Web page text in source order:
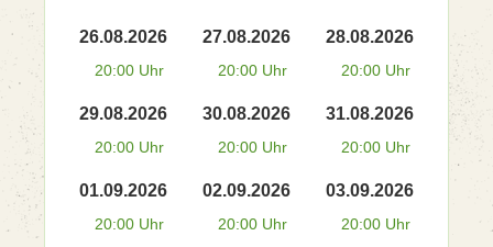
26.08.2026
20:00 Uhr
27.08.2026
20:00 Uhr
28.08.2026
20:00 Uhr
29.08.2026
20:00 Uhr
30.08.2026
20:00 Uhr
31.08.2026
20:00 Uhr
01.09.2026
20:00 Uhr
02.09.2026
20:00 Uhr
03.09.2026
20:00 Uhr